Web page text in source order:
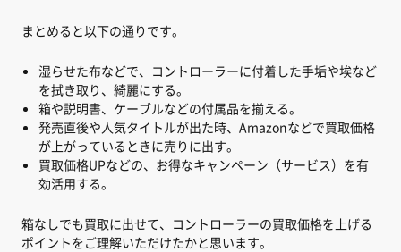
まとめると以下の通りです。
湿らせた布などで、コントローラーに付着した手垢や埃など
を拭き取り、綺麗にする。
箱や説明書、ケーブルなどの付属品を揃える。
発売直後や人気タイトルが出た時、Amazonなどで買取価格
が上がっているときに売りに出す。
買取価格UPなどの、お得なキャンペーン（サービス）を有
効活用する。
箱なしでも買取に出せて、コントローラーの買取価格を上げる
ポイントをご理解いただけたかと思います。